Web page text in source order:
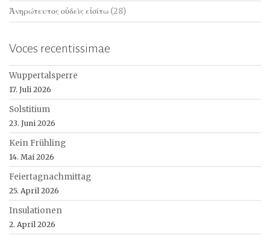
Ἀνηρώτευτος οὐδεὶς εἰσίτω (28)
Voces recentissimae
Wuppertalsperre
17. Juli 2026
Solstitium
23. Juni 2026
Kein Frühling
14. Mai 2026
Feiertagnachmittag
25. April 2026
Insulationen
2. April 2026